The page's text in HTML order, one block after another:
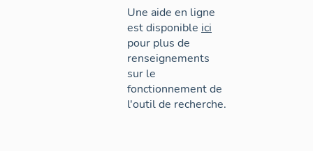
Une aide en ligne
est disponible ici
pour plus de
renseignements
sur le
fonctionnement de
l'outil de recherche.